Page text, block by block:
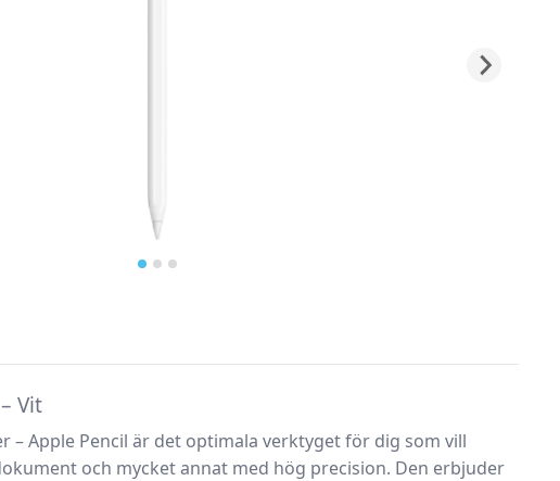
Vit
– Apple Pencil är det optimala verktyget för dig som vill
och mycket annat med hög precision. Den erbjuder